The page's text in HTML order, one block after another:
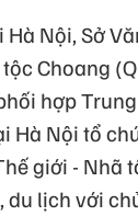
Nội, Sở
Choang
hợp
Hà Nội tổ
giới - Nhã
lịch với